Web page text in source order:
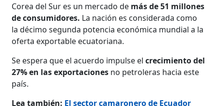
Corea del Sur es un mercado de más de 51 millones
de consumidores. La nación es considerada como
la décimo segunda potencia económica mundial a la
oferta exportable ecuatoriana.
Se espera que el acuerdo impulse elcrecimiento del
27% en las exportaciones no petroleras hacia este
país.
Lea también: El sector camaronero de Ecuador